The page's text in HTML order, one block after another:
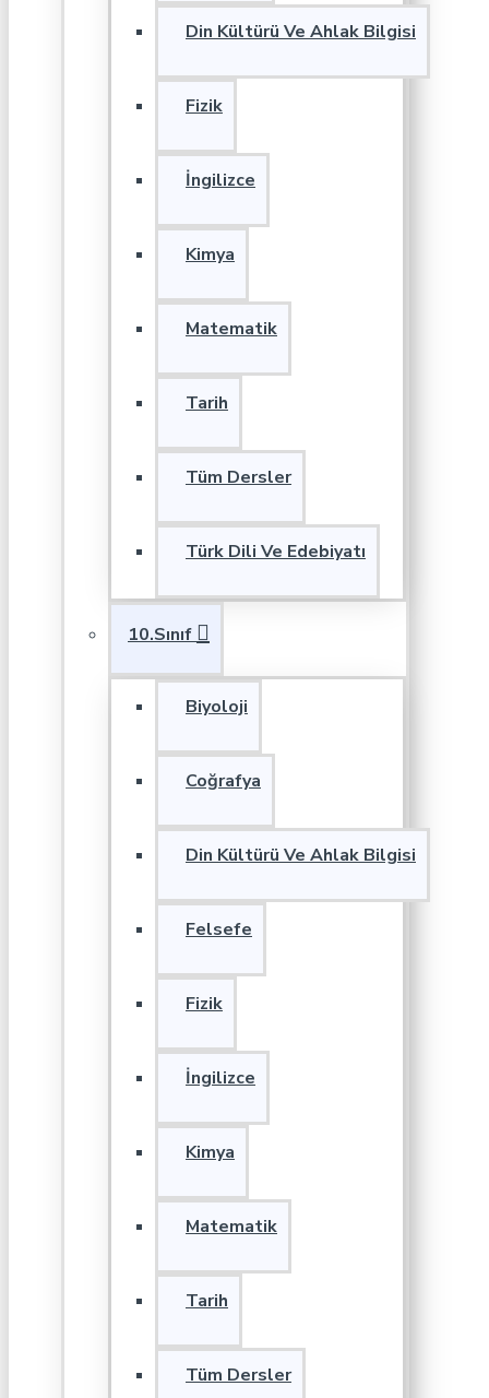
Din Kültürü Ve Ahlak Bilgisi
Fizik
İngilizce
Kimya
Matematik
Tarih
Tüm Dersler
Türk Dili Ve Edebiyatı
10.Sınıf
Biyoloji
Coğrafya
Din Kültürü Ve Ahlak Bilgisi
Felsefe
Fizik
İngilizce
Kimya
Matematik
Tarih
Tüm Dersler